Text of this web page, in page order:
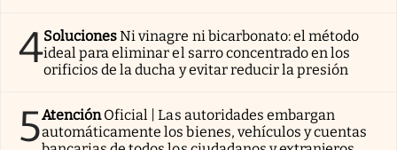
4SolucionesNi vinagre ni bicarbonato: el método
ideal para eliminar el sarro concentrado en los
orificios de la ducha y evitar reducir la presión
5AtenciónOficial | Las autoridades embargan
automáticamente los bienes, vehículos y cuentas